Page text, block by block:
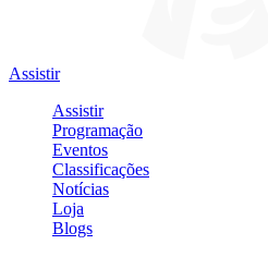
Assistir
Assistir
Programação
Eventos
Classificações
Notícias
Loja
Blogs